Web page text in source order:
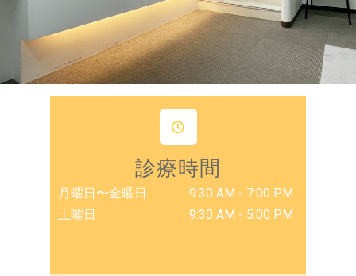
診療時間
月曜日〜金曜日
9:30 AM - 7:00 PM
土曜日
9:30 AM - 5:00 PM